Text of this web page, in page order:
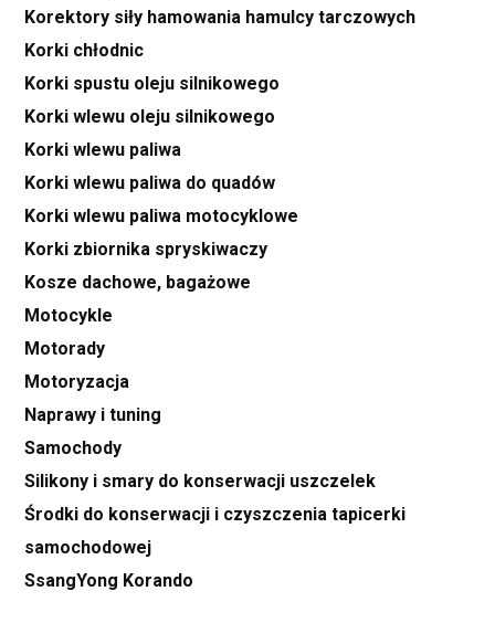
Korektory siły hamowania hamulcy tarczowych
Korki chłodnic
Korki spustu oleju silnikowego
Korki wlewu oleju silnikowego
Korki wlewu paliwa
Korki wlewu paliwa do quadów
Korki wlewu paliwa motocyklowe
Korki zbiornika spryskiwaczy
Kosze dachowe, bagażowe
Motocykle
Motorady
Motoryzacja
Naprawy i tuning
Samochody
Silikony i smary do konserwacji uszczelek
Środki do konserwacji i czyszczenia tapicerki
samochodowej
SsangYong Korando